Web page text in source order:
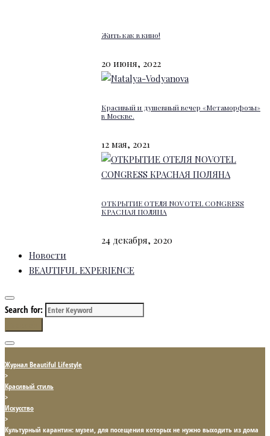
Жить как в кино!
20 июня, 2022
Красивый и душевный вечер «Метаморфозы»
в Москве.
12 мая, 2021
ОТКРЫТИЕ ОТЕЛЯ NOVOTEL CONGRESS
КРАСНАЯ ПОЛЯНА
24 декабря, 2020
Новости
BEAUTIFUL EXPERIENCE
Search for:
Журнал Beautiful Lifestyle
>
Красивый стиль
>
Искусство
>
Культурный карантин: музеи, для посещения которых не нужно выходить из дома